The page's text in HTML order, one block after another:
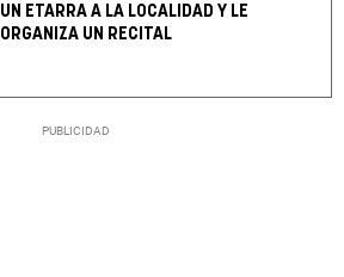
UN ETARRA A LA LOCALIDAD Y LE
ORGANIZA UN RECITAL